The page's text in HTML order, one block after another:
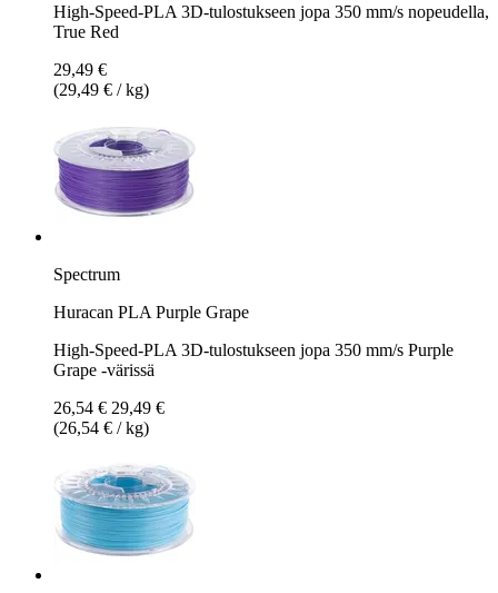
High-Speed-PLA 3D-tulostukseen jopa 350 mm/s nopeudella,
True Red
29,49 €
(29,49 € / kg)
Spectrum
Huracan PLA Purple Grape
High-Speed-PLA 3D-tulostukseen jopa 350 mm/s Purple
Grape -värissä
26,54 € 29,49 €
(26,54 € / kg)